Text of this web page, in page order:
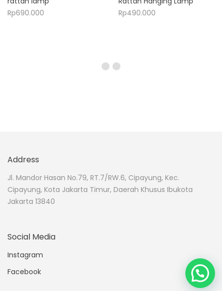
Rp690.000
Rp490.000
Address
Jl. Mandor Hasan No.79, RT.7/RW.6, Cipayung, Kec.
Cipayung, Kota Jakarta Timur, Daerah Khusus Ibukota
Jakarta 13840
Social Media
Instagram
Facebook